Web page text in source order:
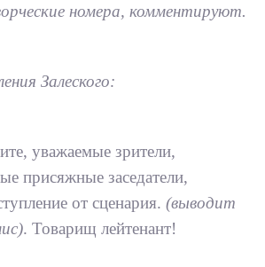
номера, комментируют.
Залеского:
уважаемые зрители,
присяжные заседатели,
от сценария. (выводит
. Товарищ лейтенант!